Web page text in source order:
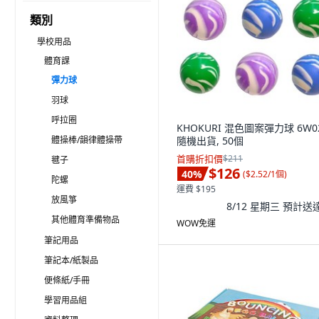
類別
學校用品
體育課
彈力球
羽球
呼拉圈
體操棒/韻律體操帶
毽子
陀螺
放風箏
其他體育準備物品
筆記用品
筆記本/紙製品
便條紙/手冊
學習用品組
KHOKURI 混色圖案彈力球
隨機出貨, 50個
首購折扣價$211
40% $126 ($2.52/1個)
運費 $195
8/12 星期三 預計送
WOW免運